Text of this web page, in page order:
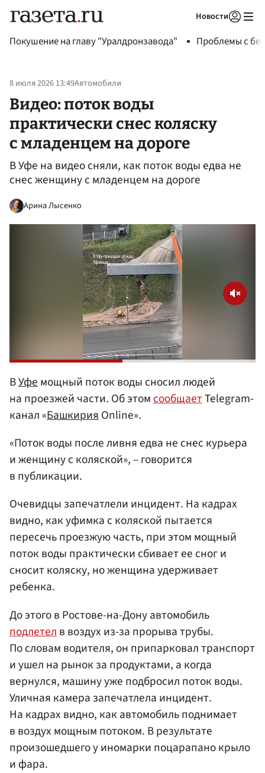
Новости
Покушение на главу "Уралдронзавода" Проблемы с
8 июля 2026 13:49Автомобили
Видео: поток воды
практически снес коляску
с младенцем на дороге
В Уфе на видео сняли, как поток воды едва не
снес женщину с младенцем на дороге
Арина Лысенко
ВУфемощный поток воды сносил людей
на проезжей части. Об этомсообщаетTelegram-
канал «БашкирияOnline».
«Поток воды после ливня едва не снес курьера
и женщину с коляской», – говорится
в публикации.
Очевидцы запечатлели инцидент. На кадрах
видно, как уфимка с коляской пытается
пересечь проезжую часть, при этом мощный
поток воды практически сбивает ее сног и
сносит коляску, но женщина удерживает
ребенка.
До этого в Ростове-на-Дону автомобиль
подлетел в воздух из-за прорыва трубы.
По словам водителя, он припарковал транспорт
и ушел на рынок за продуктами, а когда
вернулся, машину уже подбросил поток воды.
Уличная камера запечатлела инцидент.
На кадрах видно, как автомобиль поднимает
в воздух мощным потоком. В результате
произошедшего у иномарки поцарапано крыло
и фара.